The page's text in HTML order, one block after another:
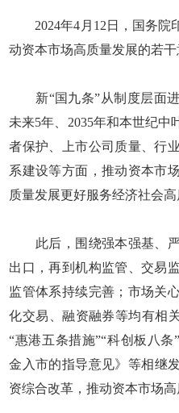
2024年4月12日，国务院
动资本市场高质量发展的若干
新“国九条”从制度层面进
未来5年、2035年和本世纪中
者保护、上市公司质量、行
系建设等方面，推动资本市
质量发展更好服务经济社会高
此后，围绕强本强基、严
出口，再到机构监管、交易
监管体系持续完善；市场关
化交易、融资融券等均有相
“惠港五条措施”“科创板八
金入市的指导意见》等相继
资综合改革，推动资本市场高